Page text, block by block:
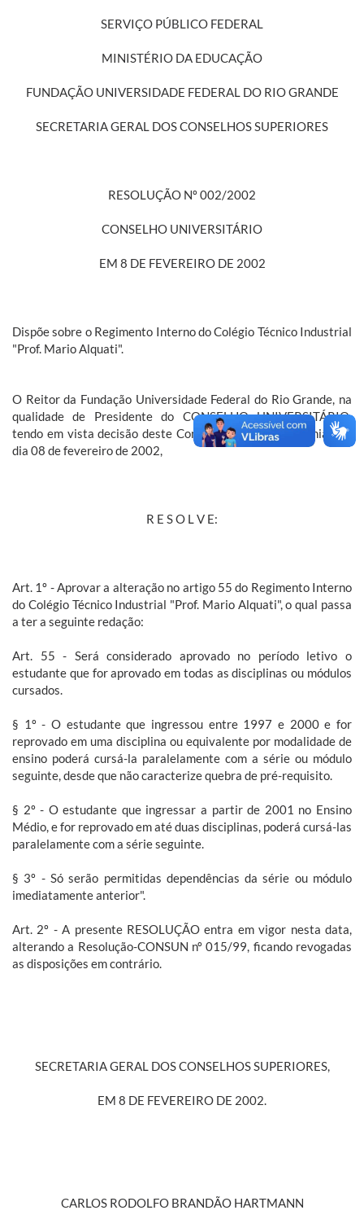
SERVIÇO PÚBLICO FEDERAL
MINISTÉRIO DA EDUCAÇÃO
FUNDAÇÃO UNIVERSIDADE FEDERAL DO RIO GRANDE
SECRETARIA GERAL DOS CONSELHOS SUPERIORES
RESOLUÇÃO Nº 002/2002
CONSELHO UNIVERSITÁRIO
EM 8 DE FEVEREIRO DE 2002
Dispõe sobre o Regimento Interno do Colégio Técnico Industrial
"Prof. Mario Alquati".
O Reitor da Fundação Universidade Federal do Rio Grande, na
qualidade de Presidente do CONSELHO UNIVERSITÁRIO,
tendo em vista decisão deste Conselho tomada em reunião do
dia 08 de fevereiro de 2002,
R E S O L V E:
Art. 1º - Aprovar a alteração no artigo 55 do Regimento Interno
do Colégio Técnico Industrial "Prof. Mario Alquati", o qual passa
a ter a seguinte redação:
Art. 55 - Será considerado aprovado no período letivo o
estudante que for aprovado em todas as disciplinas ou módulos
cursados.
§ 1º - O estudante que ingressou entre 1997 e 2000 e for
reprovado em uma disciplina ou equivalente por modalidade de
ensino poderá cursá-la paralelamente com a série ou módulo
seguinte, desde que não caracterize quebra de pré-requisito.
§ 2º - O estudante que ingressar a partir de 2001 no Ensino
Médio, e for reprovado em até duas disciplinas, poderá cursá-las
paralelamente com a série seguinte.
§ 3º - Só serão permitidas dependências da série ou módulo
imediatamente anterior".
Art. 2º - A presente RESOLUÇÃO entra em vigor nesta data,
alterando a Resolução-CONSUN nº 015/99, ficando revogadas
as disposições em contrário.
SECRETARIA GERAL DOS CONSELHOS SUPERIORES,
EM 8 DE FEVEREIRO DE 2002.
CARLOS RODOLFO BRANDÃO HARTMANN